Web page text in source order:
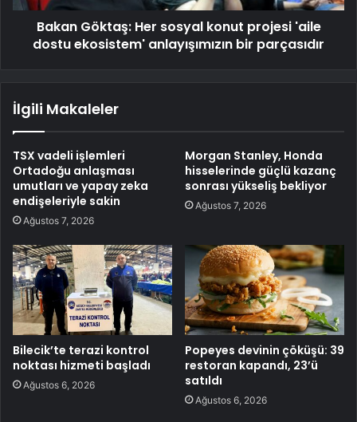
Bakan Göktaş: Her sosyal konut projesi 'aile
dostu ekosistem' anlayışımızın bir parçasıdır
İlgili Makaleler
TSX vadeli işlemleri
Ortadoğu anlaşması
umutları ve yapay zeka
endişeleriyle sakin
Ağustos 7, 2026
Morgan Stanley, Honda
hisselerinde güçlü kazanç
sonrası yükseliş bekliyor
Ağustos 7, 2026
Bilecik’te terazi kontrol
noktası hizmeti başladı
Ağustos 6, 2026
Popeyes devinin çöküşü: 39
restoran kapandı, 23’ü
satıldı
Ağustos 6, 2026